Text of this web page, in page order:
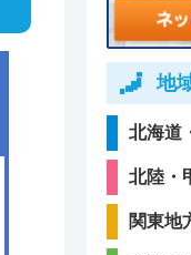
地
北海道
北陸・
関東地